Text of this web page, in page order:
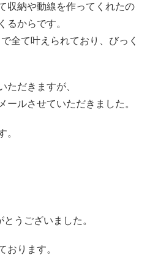
収納や動線を作ってくれたの
るからです。
全て叶えられており、びっく
ただきますが、
ールさせていただきました。
。
うございました。
おります。